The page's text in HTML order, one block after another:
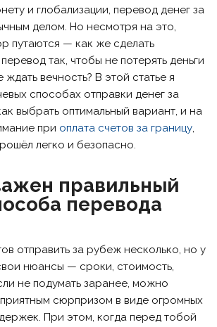
и глобализации, перевод денег за
делом. Но несмотря на это,
путаются — как же сделать
так, чтобы не потерять деньги
вечность? В этой статье я
способах отправки денег за
выбрать оптимальный вариант, и на
при оплата счетов за границу
легко и безопасно.
правильный
перевода
отправить за рубеж несколько, но у
нюансы — сроки, стоимость,
не подумать заранее, можно
сюрпризом в виде огромных
При этом, когда перед тобой